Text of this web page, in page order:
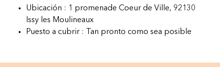
Ubicación : 1 promenade Coeur de Ville, 92130
Issy les Moulineaux
Puesto a cubrir : Tan pronto como sea posible